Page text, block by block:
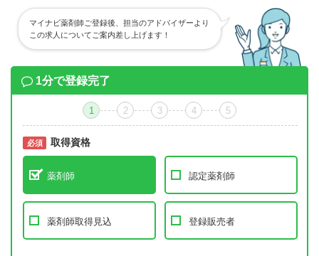
マイナビ薬剤師ご登録後、担当のアドバイザーより
この求人についてご案内差し上げます！
1分で登録完了
1 2 3 4 5
必須 取得資格
薬剤師 認定薬剤師
薬剤師取得見込 登録販売者